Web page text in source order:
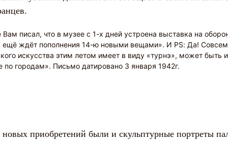
писал, что в музее с 1-х дней устроена выставка на
ещё ждёт пополнения 14-ю новыми вещами». И PS: Да!
искусства этим летом имеет в виду «турнэ», может быть
по городам». Письмо датировано 3 января 1942г.
новых приобретений были и скульптурные портреты